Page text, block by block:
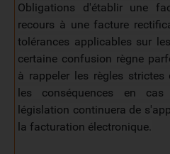
Obligations d'établir une
recours à une facture
tolérances applicables sur
certaine confusion règne
à rappeler les règles
les conséquences en
législation continuera de
la facturation électronique.